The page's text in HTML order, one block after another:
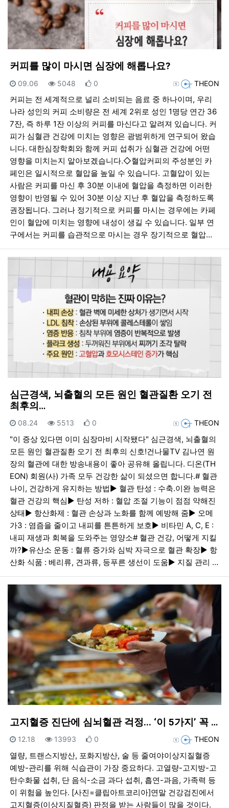
커피를 많이 마시면 심장에 해롭나요?
등록자THEON
등록일
09.06 조회
5048 추천
0
커피는 전 세계적으로 널리 소비되는 음료 중 하나이며, 우리
나라 성인의 커피 소비량은 전 세계 2위로 성인 1명당 연간 36
7잔, 즉 하루 1잔 이상의 커피를 마신다고 알려져 있습니다. 커
피가 심혈관 건강에 미치는 영향은 광범위하게 연구되어 왔습
니다. ​대한심장학회와 함께 커피 섭취가 심혈관 건강에 어떤
영향을 미치는지 알아보겠습니다.​◇혈압커피의 주성분인 카
페인은 일시적으로 혈압을 높일 수 있습니다. 고혈압이 있는
사람은 커피를 마신 후 30분 이내에 혈압을 측정하면 이러한
영향이 반영될 수 있어 30분 이상 지난 후 혈압을 측정하도록
권장됩니다. 그러나 정기적으로 커피를 마시는 경우에는 카페
인이 혈압에 미치는 영향에 내성이 생길 수 있습니다. 일부 연
구에서는 커피를 습관적으로 마시는 경우 장기적으로 혈압…
심근경색, 뇌출혈의 모든 원인 혈관질환 오기 전
최후의…
등록자THEON
등록일
08.24 조회
5513 추천
0
"이 증상 있다면 이미 심장마비 시작됐다" 심근경색, 뇌출혈의
모든 원인 혈관질환 오기 전 최후의 신호!건나물TV 김나연 원
장의 혈관에 대한 방송내용이 좋아 공유해 올립니다. 디온(TH
EON) 회원(사) 가족 모두 건강한 삶이 되셨으면 합니다.# 혈관
나이, 건강하게 유지하는 방법▶︎ 혈관 탄성 : 수축.이완 능력은
혈관 건강의 핵심▶︎ 탄성 저하 : 혈압 조절 기능이 점점 약해진
상태▶︎ 항산화제 : 혈관 손상과 노화를 함께 예방해 줌▶︎ 오메
가3 : 염즘을 줄이고 내피를 튼튼하게 보호▶︎ 비타민 A, C, E :
내피 재생과 회복을 도와주는 영양소# 혈관 건강, 어떻게 지킬
까?▶︎유산소 운동 : 혈류 증가와 심박 자극으로 혈관 확장▶︎ 항
산화 식품 : 베리류, 견과류, 등푸른 생선이 도움▶︎ 지질 관리 …
고지혈증 진단에 심뇌혈관 걱정... ‘이 5가지’ 꼭 …
등록자THEON
등록일
12.18 조회
13993 추천
0
열량, 트랜스지방산, 포화지방산, 술 등 줄여야이상지질혈증
예방-관리를 위해 식습관이 가장 중요하다. 고열량-고지방-고
탄수화물 섭취, 단 음식-소금 과다 섭취, 흡연-과음, 가족력 등
이 위험을 높인다. [사진=클립아트코리아]연말 건강검진에서
고지혈증(이상지질혈증) 판정을 받는 사람들이 많을 것이다.